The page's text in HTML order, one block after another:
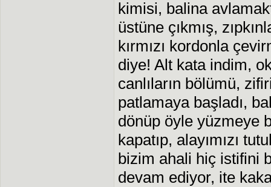
kimisi, balina
üstüne çıkmış,
kırmızı kordonla
diye! Alt kata indim,
canlıların bölümü,
patlamaya başladı,
dönüp öyle yüzmeye
kapatıp, alayımızı
bizim ahali hiç istifini
devam ediyor, ite